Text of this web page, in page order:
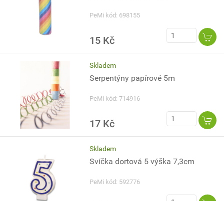
PeMi kód: 698155
15 Kč
Skladem
Serpentýny papírové 5m
PeMi kód: 714916
17 Kč
Skladem
Svíčka dortová 5 výška 7,3cm
PeMi kód: 592776